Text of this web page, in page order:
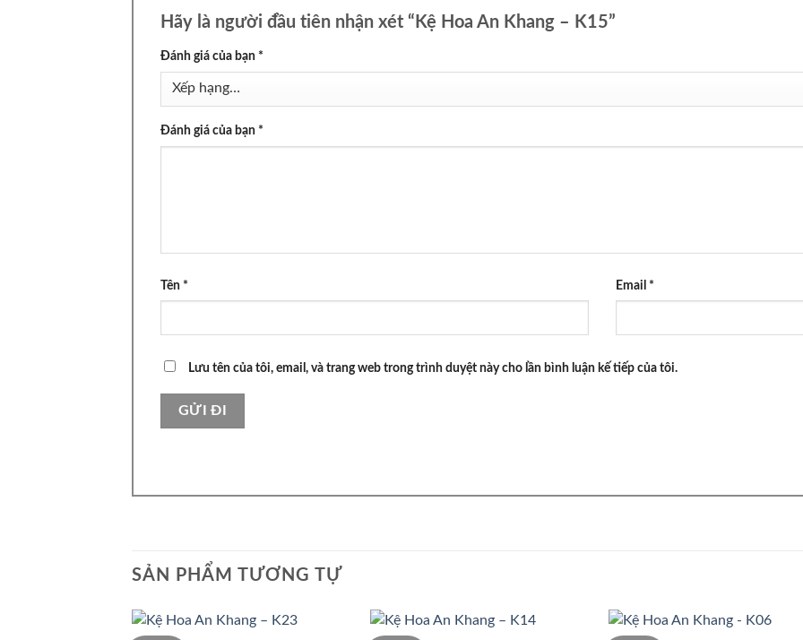
Hãy là người đầu tiên nhận xét “Kệ Hoa An Khang – K15”
Đánh giá của bạn *
Đánh giá của bạn *
Tên * Email *
Lưu tên của tôi, email, và trang web trong trình duyệt này cho lần bình luận kế tiếp của tôi.
SẢN PHẨM TƯƠNG TỰ